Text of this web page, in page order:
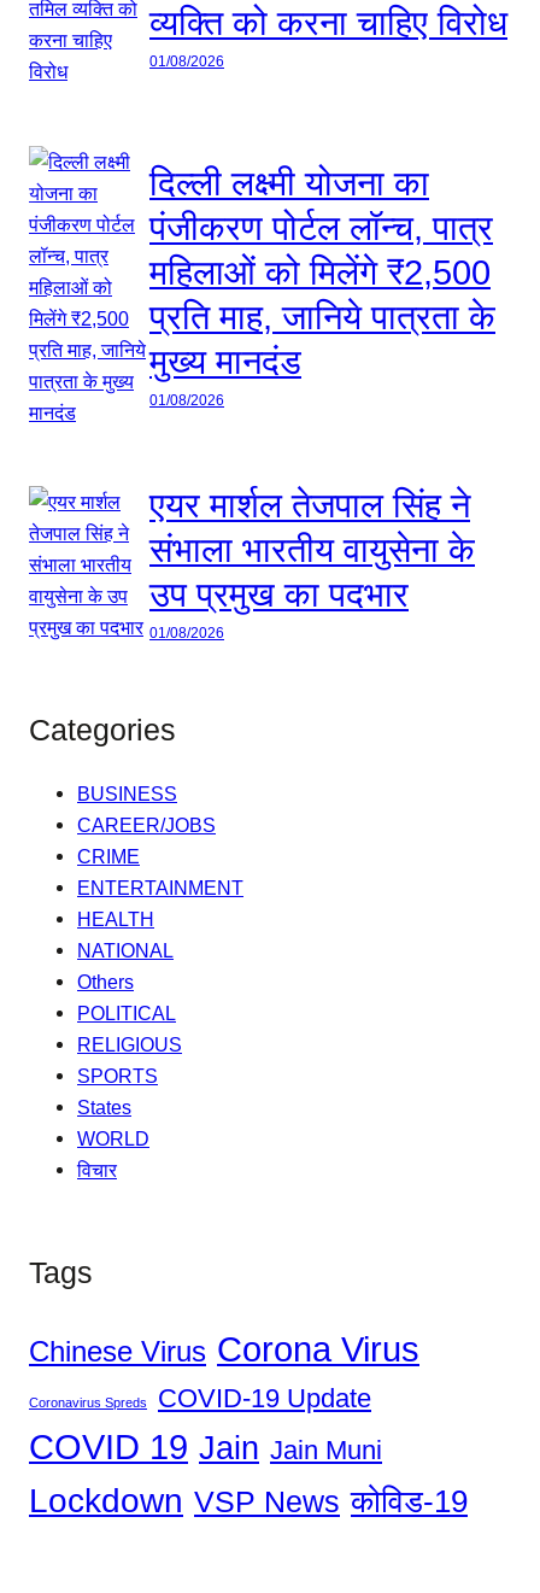
व्यक्ति को करना चाहिए विरोध
01/08/2026
दिल्ली लक्ष्मी योजना का
पंजीकरण पोर्टल लॉन्च, पात्र
महिलाओं को मिलेंगे ₹2,500
प्रति माह, जानिये पात्रता के
मुख्य मानदंड
01/08/2026
एयर मार्शल तेजपाल सिंह ने
संभाला भारतीय वायुसेना के
उप प्रमुख का पदभार
01/08/2026
Categories
BUSINESS
CAREER/JOBS
CRIME
ENTERTAINMENT
HEALTH
NATIONAL
Others
POLITICAL
RELIGIOUS
SPORTS
States
WORLD
विचार
Tags
Chinese Virus Corona Virus
Coronavirus Spreds COVID-19 Update
COVID 19 Jain Jain Muni
Lockdown VSP News कोविड-19